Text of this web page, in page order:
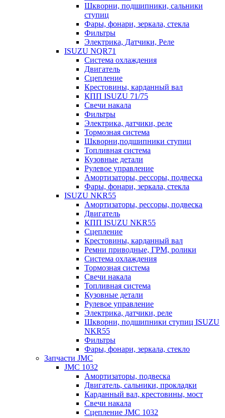
Шкворни, подшипники, сальники
ступиц
Фары, фонари, зеркала, стекла
Фильтры
Электрика, Датчики, Реле
ISUZU NQR71
Система охлаждения
Двигатель
Сцепление
Крестовины, карданный вал
КПП ISUZU 71/75
Свечи накала
Фильтры
Электрика, датчики, реле
Тормозная система
Шкворни,подшипники ступиц
Топливная система
Кузовные детали
Рулевое управление
Амортизаторы, рессоры, подвеска
Фары, фонари, зеркала, стекла
ISUZU NKR55
Амортизаторы, рессоры, подвеска
Двигатель
КПП ISUZU NKR55
Сцепление
Крестовины, карданный вал
Ремни приводные, ГРМ, ролики
Система охлаждения
Тормозная система
Свечи накала
Топливная система
Кузовные детали
Рулевое управление
Электрика, датчики, реле
Шкворни, подшипники ступиц ISUZU
NKR55
Фильтры
Фары, фонари, зеркала, стекло
Запчасти JMC
JMC 1032
Амортизаторы, подвеска
Двигатель, сальники, прокладки
Карданный вал, крестовины, мост
Свечи накала
Сцепление JMC 1032